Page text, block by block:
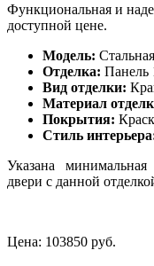
Функциональная и
доступной цене.
Модель:
Отделка: Панель
Вид отделки:
Материал
Покрытия:
Стиль
Указана минимальная
двери с данной
Цена: 103850 руб.